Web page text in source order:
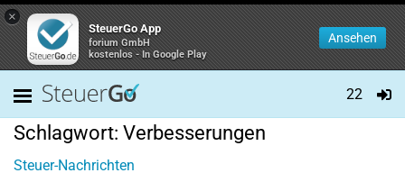
×
SteuerGo App
forium GmbH
kostenlos - In Google Play
Ansehen
22
Schlagwort: Verbesserungen
Steuer-Nachrichten